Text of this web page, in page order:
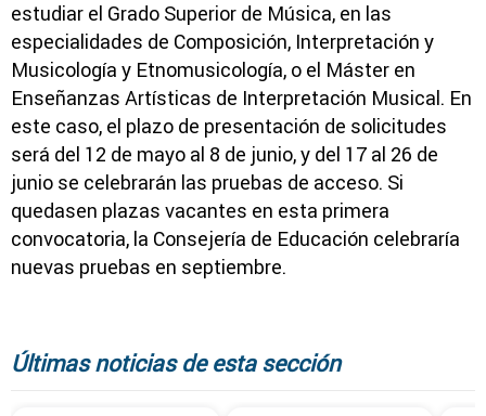
estudiar el Grado Superior de Música, en las
especialidades de Composición, Interpretación y
Musicología y Etnomusicología, o el Máster en
Enseñanzas Artísticas de Interpretación Musical. En
este caso, el plazo de presentación de solicitudes
será del 12 de mayo al 8 de junio, y del 17 al 26 de
junio se celebrarán las pruebas de acceso. Si
quedasen plazas vacantes en esta primera
convocatoria, la Consejería de Educación celebraría
nuevas pruebas en septiembre.
Últimas noticias de esta sección